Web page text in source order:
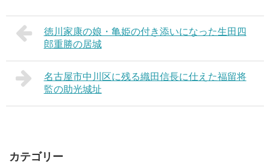
徳川家康の娘・亀姫の付き添いになった生田四
郎重勝の居城
名古屋市中川区に残る織田信長に仕えた福留将
監の助光城址
カテゴリー